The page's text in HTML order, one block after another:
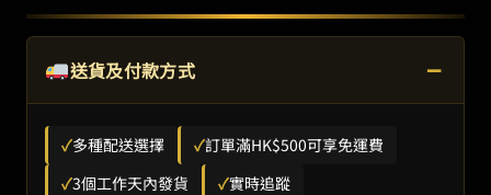
送貨及付款方式 −
✓多種配送選擇 ✓訂單滿HK$500可享免運費
✓3個工作天內發貨 ✓實時追蹤